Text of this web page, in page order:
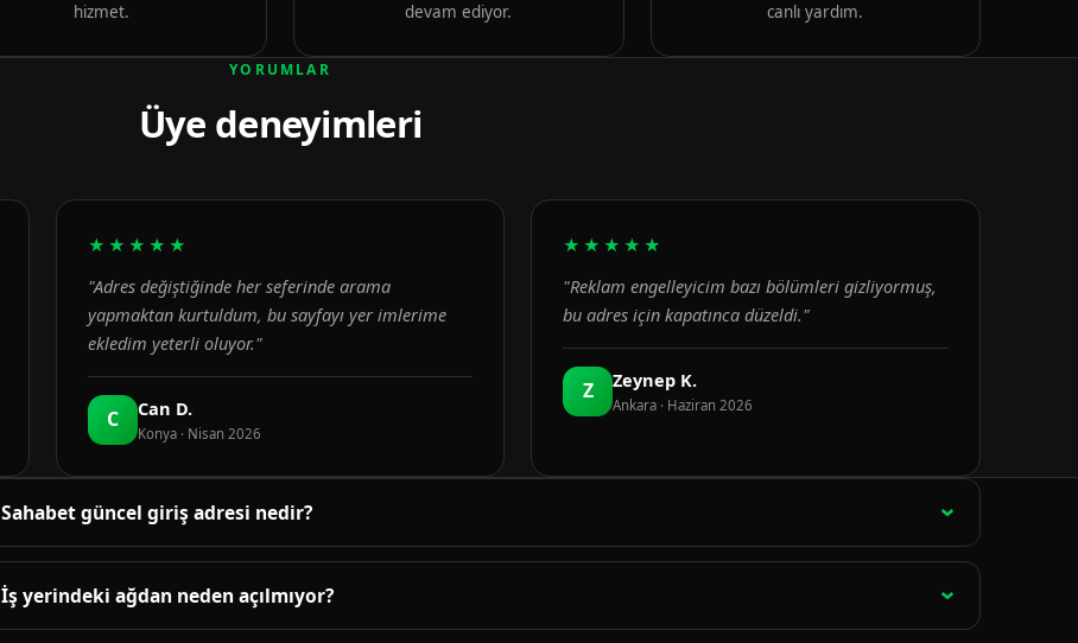
hizmet.
devam ediyor.
canlı yardım.
YORUMLAR
Üye deneyimleri
★★★★★
"Adres değiştiğinde her seferinde arama
yapmaktan kurtuldum, bu sayfayı yer imlerime
ekledim yeterli oluyor."
C Can D.
Konya · Nisan 2026
★★★★★
"Reklam engelleyicim bazı bölümleri gizliyormuş,
bu adres için kapatınca düzeldi."
Z Zeynep K.
Ankara · Haziran 2026
Sahabet güncel giriş adresi nedir?
Güncel adres bu sayfanın üst bölümündeki bağlantıda yayınlanır. Bağlantı 15 dakikada bir otomatik olarak
denetlenir; adres değiştiğinde sayfa yenilenir.
İş yerindeki ağdan neden açılmıyor?